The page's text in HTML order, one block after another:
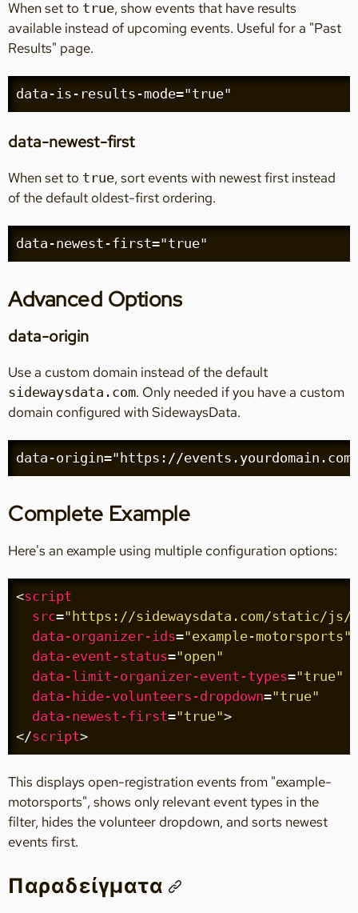
When set to true, show events that have results
available instead of upcoming events. Useful for a "Past
Results" page.
data-is-results-mode="true"
data-newest-first
When set to true, sort events with newest first instead
of the default oldest-first ordering.
data-newest-first="true"
Advanced Options
data-origin
Use a custom domain instead of the default
sidewaysdata.com. Only needed if you have a custom
domain configured with SidewaysData.
data-origin="https://
Complete Example
Here's an example using multiple configuration options:
<script
src="https://sidewaysdata.com/static/js/
data-organizer-ids="example-motorsports"
data-event-status="open"
data-limit-organizer-event-types="true"
data-hide-volunteers-dropdown="true"
data-newest-first="true">
</script>
This displays open-registration events from "example-
motorsports", shows only relevant event types in the
filter, hides the volunteer dropdown, and sorts newest
events first.
Παραδείγματα